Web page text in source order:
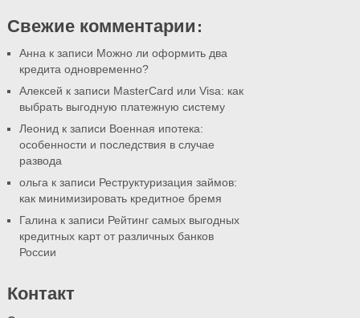
Свежие комментарии:
Анна к записи Можно ли оформить два
кредита одновременно?
Алексей к записи MasterCard или Visa: как
выбрать выгодную платежную систему
Леонид к записи Военная ипотека:
особенности и последствия в случае
развода
ольга к записи Реструктуризация займов:
как минимизировать кредитное бремя
Галина к записи Рейтинг самых выгодных
кредитных карт от различных банков
России
Контакт